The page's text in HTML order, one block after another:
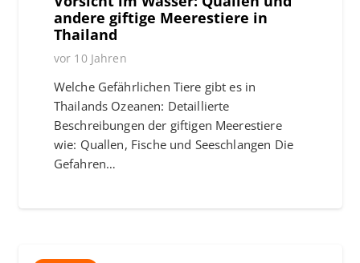
andere giftige Meerestiere in
Thailand
vor 10 Jahren
Welche Gefährlichen Tiere gibt es in
Thailands Ozeanen: Detaillierte
Beschreibungen der giftigen Meerestiere
wie: Quallen, Fische und Seeschlangen Die
Gefahren…